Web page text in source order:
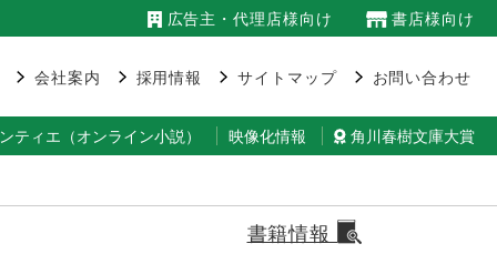
広告主・代理店様向け 書店様向け
会社案内 採用情報 サイトマップ お問い合わせ
ティエ（オンライン小説） 映像化情報 角川春樹文庫大賞
書籍情報